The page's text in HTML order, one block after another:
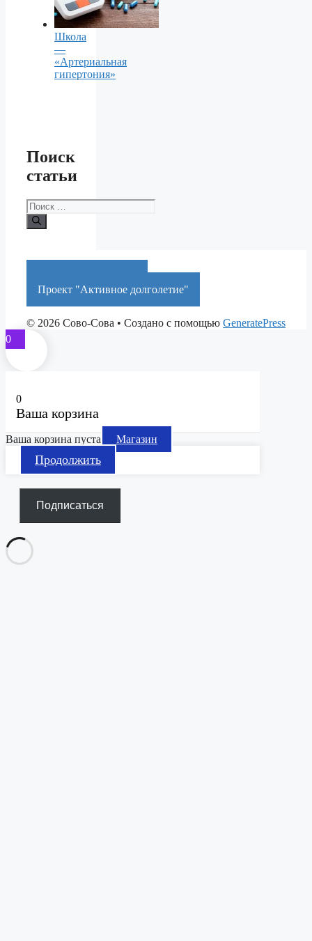
Школа
—
«Артериальная
гипертония»
Поиск
статьи
Поиск:
Проект "Активное долголетие"
© 2026 Сово-Сова • Создано с помощью GeneratePress
0
0
Ваша корзина
Ваша корзина пуста Магазин
Продолжить
Подписаться